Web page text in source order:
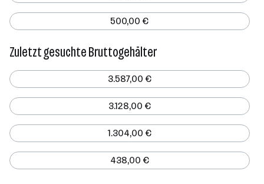
500,00 €
Zuletzt gesuchte Bruttogehälter
3.587,00 €
3.128,00 €
1.304,00 €
438,00 €